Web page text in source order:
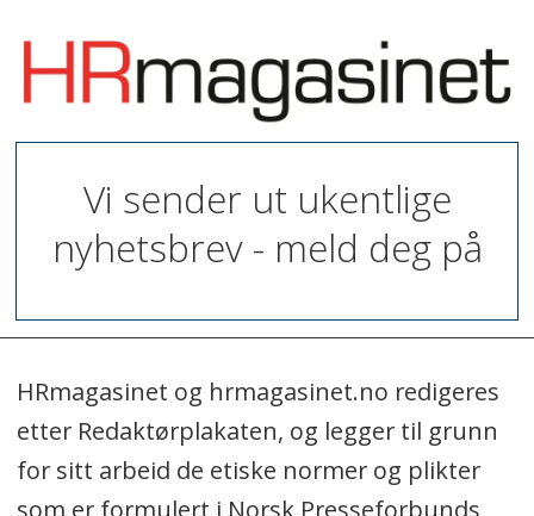
Vi sender ut ukentlige
nyhetsbrev - meld deg på
HRmagasinet og hrmagasinet.no redigeres
etter Redaktørplakaten, og legger til grunn
for sitt arbeid de etiske normer og plikter
som er formulert i Norsk Presseforbunds